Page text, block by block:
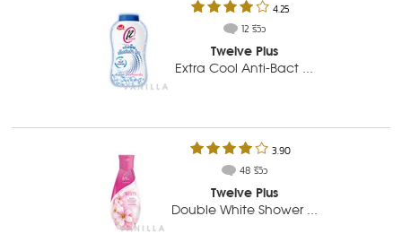
4.25
12 รีวิว
Twelve Plus
Extra Cool Anti-Bact ...
3.90
48 รีวิว
Twelve Plus
Double White Shower ...